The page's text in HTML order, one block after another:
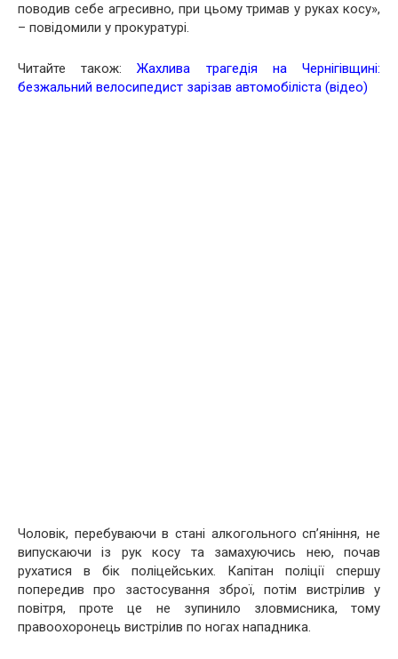
поводив себе агресивно, при цьому тримав у руках косу»,
– повідомили у прокуратурі.
Читайте також:Жахлива трагедія на Чернігівщині:
безжальний велосипедист зарізав автомобіліста (відео)
Чоловік, перебуваючи в стані алкогольного сп’яніння, не
випускаючи із рук косу та замахуючись нею, почав
рухатися в бік поліцейських. Капітан поліції спершу
попередив про застосування зброї, потім вистрілив у
повітря, проте це не зупинило зловмисника, тому
правоохоронець вистрілив по ногах нападника.